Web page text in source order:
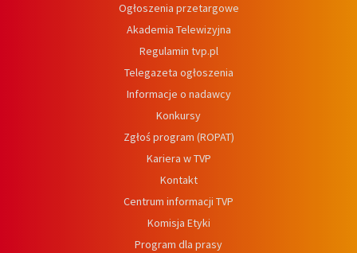
Ogłoszenia przetargowe
Akademia Telewizyjna
Regulamin tvp.pl
Telegazeta ogłoszenia
Informacje o nadawcy
Konkursy
Zgłoś program (ROPAT)
Kariera w TVP
Kontakt
Centrum informacji TVP
Komisja Etyki
Program dla prasy